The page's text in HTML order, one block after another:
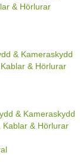
& Hörlurar
& Kameraskydd
& Hörlurar
& Kameraskydd
Kablar & Hörlurar